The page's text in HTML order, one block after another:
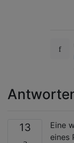
13
Eine
eines